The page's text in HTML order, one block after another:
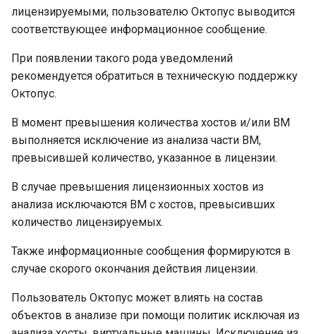
лицензируемыми, пользователю Октопус выводится
соответствующее информационное сообщение.
При появлении такого рода уведомлений
рекомендуется обратиться в техническую поддержку
Октопус.
В момент превышения количества хостов и/или ВМ
выполняется исключение из анализа части ВМ,
превысившей количество, указанное в лицензии.
В случае превышения лицензионных хостов из
анализа исключаются ВМ с хостов, превысивших
количество лицензируемых.
Также информационные сообщения формируются в
случае скорого окончания действия лицензии.
Пользователь Октопус может влиять на состав
объектов в анализе при помощи политик исключая из